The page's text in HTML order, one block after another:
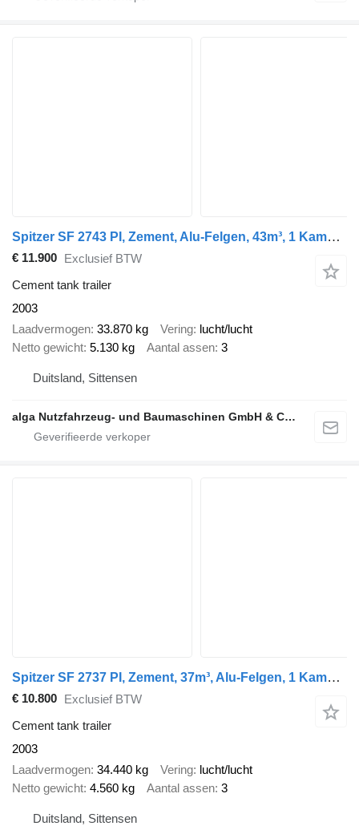
Spitzer SF 2743 PI, Zement, Alu-Felgen, 43m³, 1 Kammer
€ 11.900 Exclusief BTW
Cement tank trailer
2003
Laadvermogen 33.870 kg Vering lucht/lucht
Netto gewicht 5.130 kg Aantal assen 3
Duitsland, Sittensen
alga Nutzfahrzeug- und Baumaschinen GmbH & Co. KG
Spitzer SF 2737 PI, Zement, 37m³, Alu-Felgen, 1 Kammer
€ 10.800 Exclusief BTW
Cement tank trailer
2003
Laadvermogen 34.440 kg Vering lucht/lucht
Netto gewicht 4.560 kg Aantal assen 3
Duitsland, Sittensen